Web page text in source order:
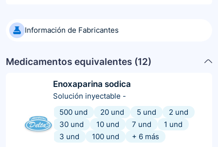
Información de Fabricantes
Medicamentos equivalentes (12)
Enoxaparina sodica
Solución inyectable -
500 und
20 und 5 und
2 und
30 und
10 und 7 und
1 und
3 und
100 und + 6 más